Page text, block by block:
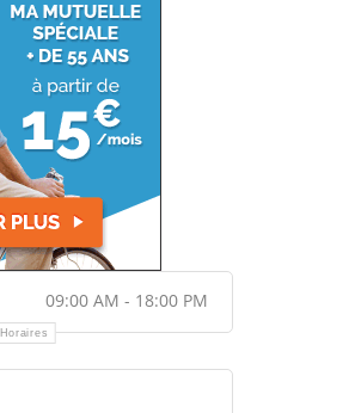
09:00 AM - 18:00 PM
Horaires